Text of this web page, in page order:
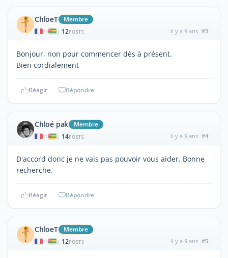
ChloeT Membre
| 12POSTS il y a 9 ans #3
Bonjour, non pour commencer dès à présent.
Bien cordialement
Réagir Répondre
Chloé pak Membre
| 14POSTS il y a 9 ans #4
D'accord donc je ne vais pas pouvoir vous aider. Bonne
recherche.
Réagir Répondre
ChloeT Membre
| 12POSTS il y a 9 ans #5